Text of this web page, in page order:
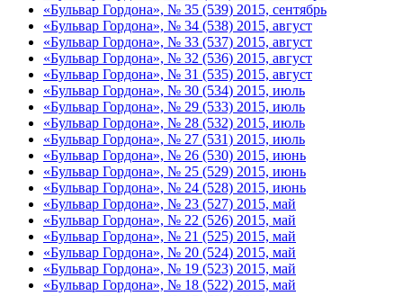
«Бульвар Гордона», № 35 (539) 2015, сентябрь
«Бульвар Гордона», № 34 (538) 2015, август
«Бульвар Гордона», № 33 (537) 2015, август
«Бульвар Гордона», № 32 (536) 2015, август
«Бульвар Гордона», № 31 (535) 2015, август
«Бульвар Гордона», № 30 (534) 2015, июль
«Бульвар Гордона», № 29 (533) 2015, июль
«Бульвар Гордона», № 28 (532) 2015, июль
«Бульвар Гордона», № 27 (531) 2015, июль
«Бульвар Гордона», № 26 (530) 2015, июнь
«Бульвар Гордона», № 25 (529) 2015, июнь
«Бульвар Гордона», № 24 (528) 2015, июнь
«Бульвар Гордона», № 23 (527) 2015, май
«Бульвар Гордона», № 22 (526) 2015, май
«Бульвар Гордона», № 21 (525) 2015, май
«Бульвар Гордона», № 20 (524) 2015, май
«Бульвар Гордона», № 19 (523) 2015, май
«Бульвар Гордона», № 18 (522) 2015, май